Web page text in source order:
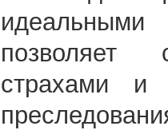
позволяет
страхами и